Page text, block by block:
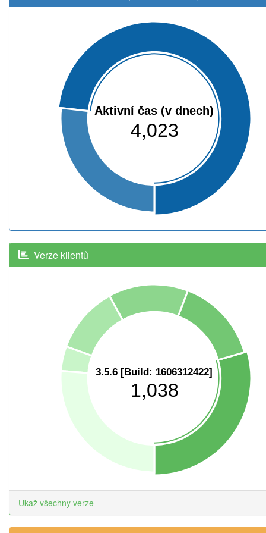
Aktivní čas (v dnech)
4,023
Verze klientů
3.5.6 [Build: 1606312422]
1,038
Ukaž všechny verze